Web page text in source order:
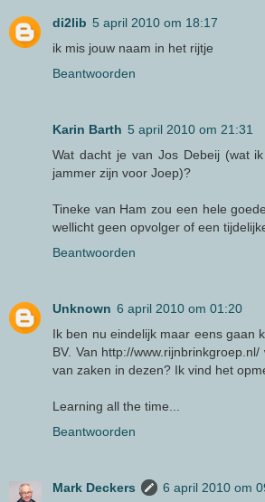
di2lib 5 april 2010 om 18:17
ik mis jouw naam in het rijtje
Beantwoorden
Karin Barth 5 april 2010 om 21:31
Wat dacht je van Jos Debeij (wat
jammer zijn voor Joep)?
Tineke van Ham zou een hele
wellicht geen opvolger of een
Beantwoorden
Unknown 6 april 2010 om 01:20
Ik ben nu eindelijk maar eens gaan
BV. Van http://
van zaken in dezen? Ik vind het
Learning all the time...
Beantwoorden
Mark Deckers
6 april 2010 om